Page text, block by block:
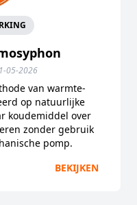
05-2026
van warmte-
op natuurlijke
koudemiddel over
zonder gebruik
pomp.
BEKIJKEN